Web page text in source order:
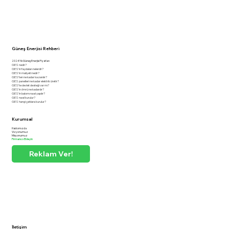
Kurumsal
Hakkımızda
Vizyonumuz
Misyonumuz
Firmanızı Ekleyin
Reklam Ver!
Güneş Enerjisi Rehberi
2024 Yılı Güneş Enerjisi Fiyatları
GES nedir?
GES'in faydaları nelerdir?
GES'in maliyeti nedir?
GES'ten ne kadar kazanılır?
GES panelleri ne kadar elektrik üretir?
GES'te devlet desteği var mı?
GES'in ömrü ne kadardır?
GES'in bakımı nasıl yapılır?
GES nasıl kurulur?
GES hangi çatılara kurulur?
İletişim